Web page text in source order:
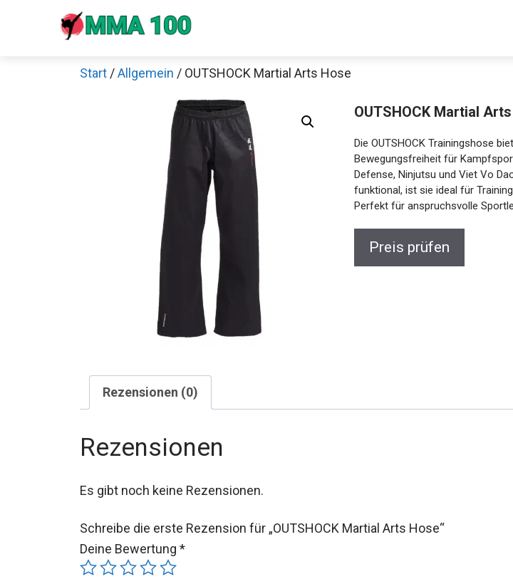
Start /Allgemein / OUTSHOCK Martial Arts Hose
OUTSHOCK Martial
Die OUTSHOCK Trainingshose
Bewegungsfreiheit für
Defense, Ninjutsu und Viet Vo
funktional, ist sie ideal für
Perfekt für anspruchsvolle
Preis prüfen
Rezensionen (0)
Rezensionen
Es gibt noch keine Rezensionen.
Schreibe die erste Rezension für „OUTSHOCK Martial Arts Hose“
Deine Bewertung *